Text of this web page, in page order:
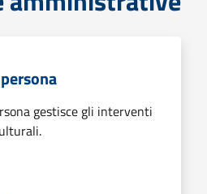
gestisce gli interventi